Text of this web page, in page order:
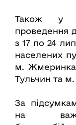
Також у
проведення
з 17 по 24
населених
м.
Тульчин та
За
на